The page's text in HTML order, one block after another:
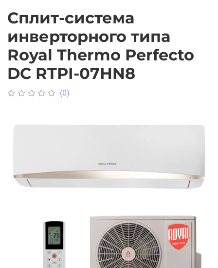
Сплит-система
инверторного типа
Royal Thermo Perfecto
DC RTPI-07HN8
(0)